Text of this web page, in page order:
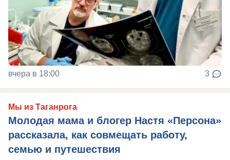
вчера в 18:00 3
Мы из Таганрога
Молодая мама и блогер Настя «Персона»
рассказала, как совмещать работу,
семью и путешествия